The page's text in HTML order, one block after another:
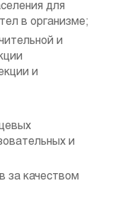
для
в организме;
и
и
и
за качеством